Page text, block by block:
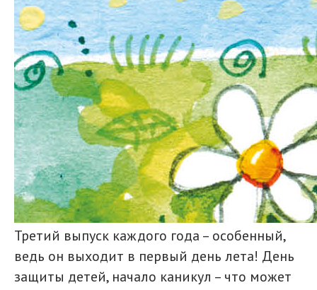
Третий выпуск каждого года – особенный,
ведь он выходит в первый день лета! День
защиты детей, начало каникул – что может